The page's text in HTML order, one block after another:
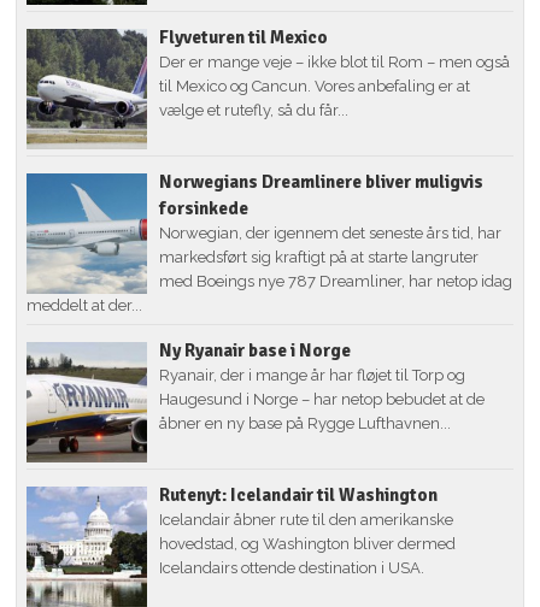
Flyveturen til Mexico
Der er mange veje – ikke blot til Rom – men også
til Mexico og Cancun. Vores anbefaling er at
vælge et rutefly, så du får...
Norwegians Dreamlinere bliver muligvis
forsinkede
Norwegian, der igennem det seneste års tid, har
markedsført sig kraftigt på at starte langruter
med Boeings nye 787 Dreamliner, har netop idag
meddelt at der...
Ny Ryanair base i Norge
Ryanair, der i mange år har fløjet til Torp og
Haugesund i Norge – har netop bebudet at de
åbner en ny base på Rygge Lufthavnen...
Rutenyt: Icelandair til Washington
Icelandair åbner rute til den amerikanske
hovedstad, og Washington bliver dermed
Icelandairs ottende destination i USA.